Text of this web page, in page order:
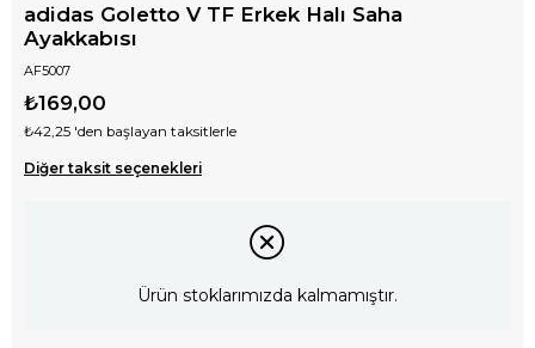
adidas Goletto V TF Erkek Halı Saha
Ayakkabısı
AF5007
₺169,00
₺42,25 'den başlayan taksitlerle
Diğer taksit seçenekleri
Ürün stoklarımızda kalmamıştır.